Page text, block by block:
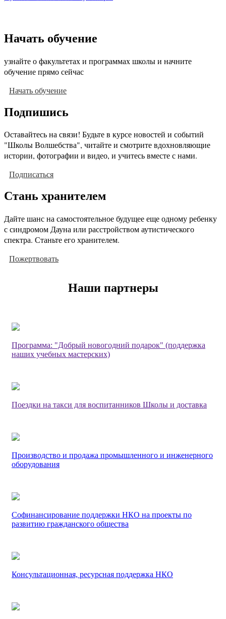
Начать обучение
узнайте о факультетах и программах школы и начните
обучение прямо сейчас
Начать обучение
Подпишись
Оставайтесь на связи! Будьте в курсе новостей и событий
"Школы Волшебства", читайте и смотрите вдохновляющие
истории, фотографии и видео, и учитесь вместе с нами.
Подписаться
Стань хранителем
Дайте шанс на самостоятельное будущее еще одному ребенку
с синдромом Дауна или расстройством аутистического
спектра. Станьте его хранителем.
Пожертвовать
Наши партнеры
Программа: "Добрый новогодний подарок" (поддержка
наших учебных мастерских)
Поездки на такси для воспитанников Школы и доставка
Производство и продажа промышленного и инженерного
оборудования
Софинансирование поддержки НКО на проекты по
развитию гражданского общества
Консультационная, ресурсная поддержка НКО